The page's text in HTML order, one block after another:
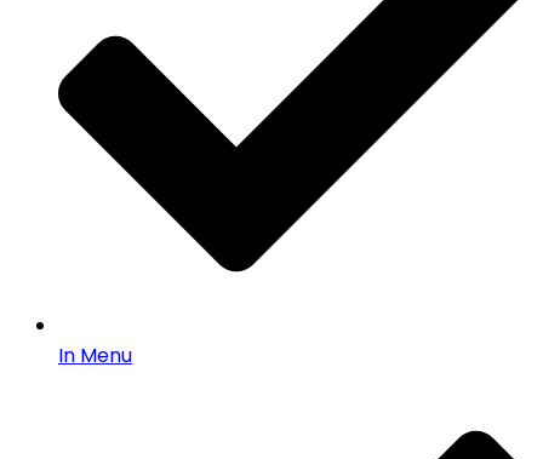
In Menu